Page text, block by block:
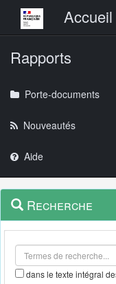
Menu principalAccueil
Rapports
Porte-documents
Nouveautés
Aide
Navigation
outils
Menu
contextuel
Recherche
dans le texte intégral